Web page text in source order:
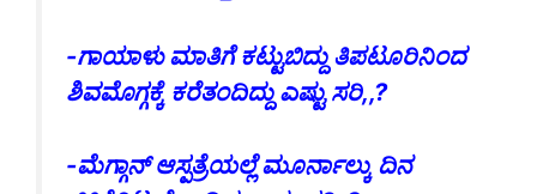
-ಗಾಯಾಳು ಮಾತಿಗೆ ಕಟ್ಟುಬಿದ್ದು ತಿಪಟೂರಿನಿಂದ
ಶಿವಮೊಗ್ಗಕ್ಕೆ ಕರೆತಂದಿದ್ದು ಎಷ್ಟು ಸರಿ,,?
-ಮೆಗ್ಗಾನ್ ಆಸ್ಪತ್ರೆಯಲ್ಲೆ ಮೂರ್ನಾಲ್ಕು ದಿನ